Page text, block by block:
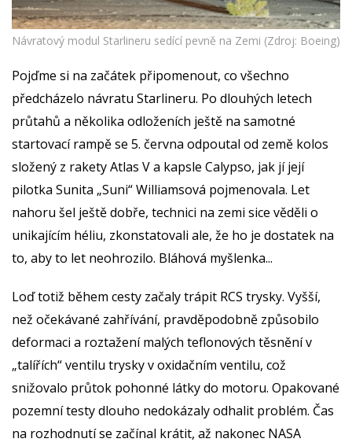
Návratový modul Starlineru sedící pevně na Zemi (Zdroj: Boeing)
Pojďme si na začátek připomenout, co všechno
předcházelo návratu Starlineru. Po dlouhých letech
průtahů a několika odloženích ještě na samotné
startovací rampě se 5. června odpoutal od země kolos
složený z rakety Atlas V a kapsle Calypso, jak jí její
pilotka Sunita „Suni“ Williamsová pojmenovala. Let
nahoru šel ještě dobře, technici na zemi sice věděli o
unikajícím héliu, zkonstatovali ale, že ho je dostatek na
to, aby to let neohrozilo. Bláhová myšlenka...
Loď totiž během cesty začaly trápit RCS trysky. Vyšší,
než očekávané zahřívání, pravděpodobně způsobilo
deformaci a roztažení malých teflonových těsnění v
„talířích“ ventilu trysky v oxidačním ventilu, což
snižovalo průtok pohonné látky do motoru. Opakované
pozemní testy dlouho nedokázaly odhalit problém. Čas
na rozhodnutí se začínal krátit, až nakonec NASA